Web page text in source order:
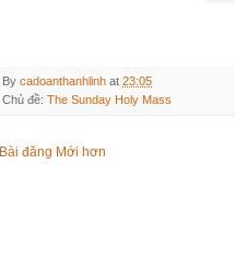
By cadoanthanhlinh at 23:05
Chủ đề: The Sunday Holy Mass
Bài đăng Mới hơn